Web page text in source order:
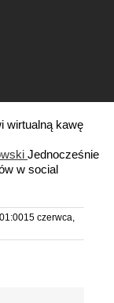
wirtualną kawę
Jednocześnie
w social
15 czerwca,